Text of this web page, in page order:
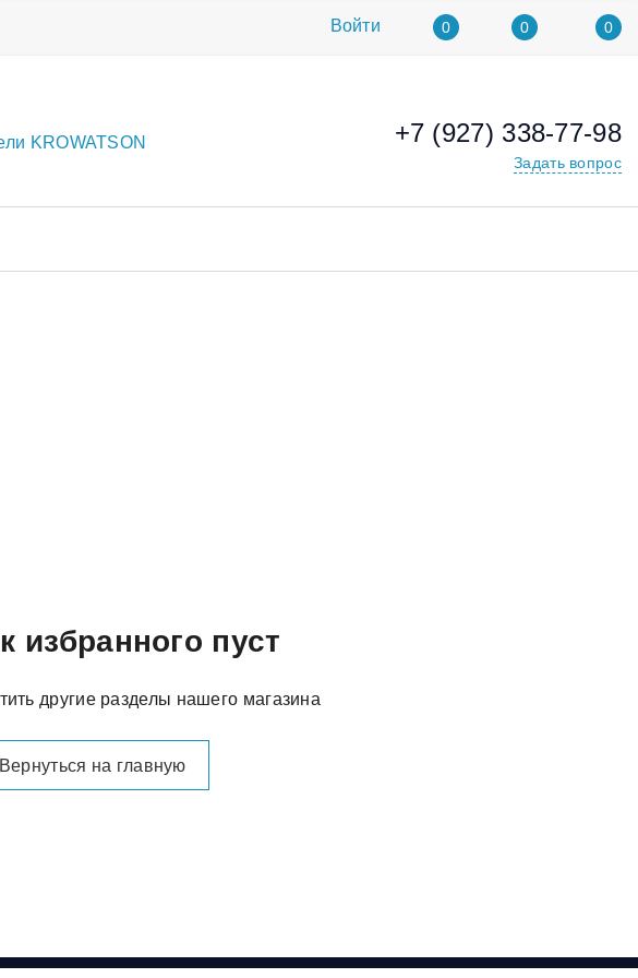
Войти 0 0 0
+7 (927) 338-77-98
Задать вопрос
избранного пуст
другие разделы нашего магазина
Вернуться на главную